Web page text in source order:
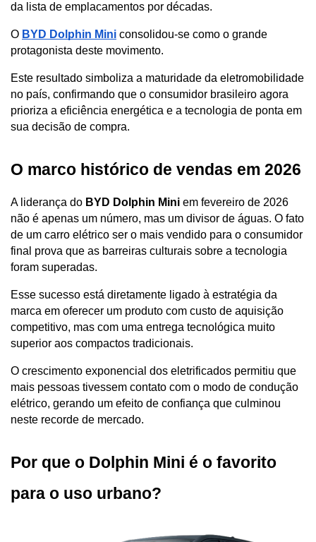
da lista de emplacamentos por décadas.
O BYD Dolphin Mini consolidou-se como o grande
protagonista deste movimento.
Este resultado simboliza a maturidade da eletromobilidade
no país, confirmando que o consumidor brasileiro agora
prioriza a eficiência energética e a tecnologia de ponta em
sua decisão de compra.
O marco histórico de vendas em 2026
A liderança do BYD Dolphin Mini em fevereiro de 2026
não é apenas um número, mas um divisor de águas. O fato
de um carro elétrico ser o mais vendido para o consumidor
final prova que as barreiras culturais sobre a tecnologia
foram superadas.
Esse sucesso está diretamente ligado à estratégia da
marca em oferecer um produto com custo de aquisição
competitivo, mas com uma entrega tecnológica muito
superior aos compactos tradicionais.
O crescimento exponencial dos eletrificados permitiu que
mais pessoas tivessem contato com o modo de condução
elétrico, gerando um efeito de confiança que culminou
neste recorde de mercado.
Por que o Dolphin Mini é o favorito
para o uso urbano?